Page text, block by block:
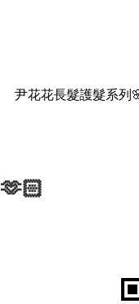
尹花花長髮護髮系列